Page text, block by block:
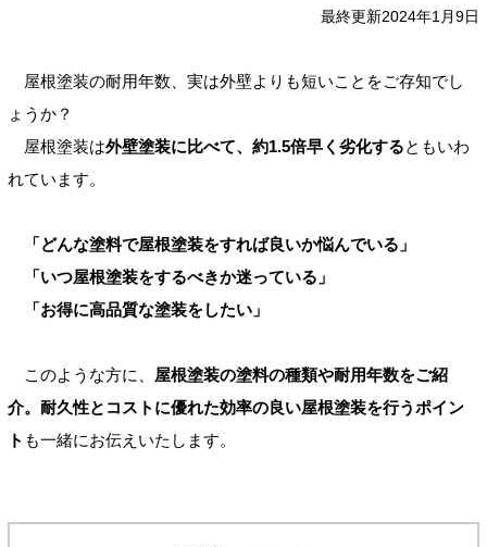
最終更新2024年1月9日
屋根塗装の耐用年数、実は外壁よりも短いことをご存知でし
ょうか？
屋根塗装は外壁塗装に比べて、約1.5倍早く劣化するともいわ
れています。
「どんな塗料で屋根塗装をすれば良いか悩んでいる」
「いつ屋根塗装をするべきか迷っている」
「お得に高品質な塗装をしたい」
このような方に、 屋根塗装の塗料の種類や耐用年数をご紹
介。耐久性とコストに優れた効率の良い屋根塗装を行うポイン
ト も一緒にお伝えいたします。